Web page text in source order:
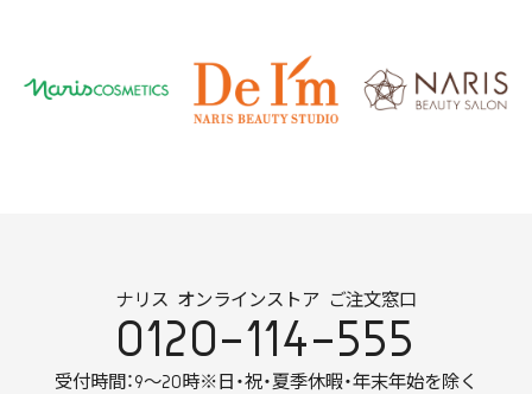
ナリス オンラインストア ご注文窓口
0120-114-555
受付時間：9～20時※日・祝・夏季休暇・年末年始を除く